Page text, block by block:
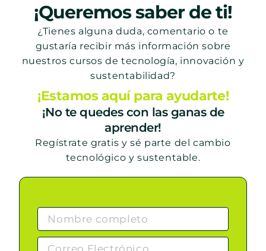
¡Queremos saber de ti!
¿Tienes alguna duda, comentario o te
gustaría recibir más información sobre
nuestros cursos de tecnología, innovación y
sustentabilidad?
¡Estamos aquí para ayudarte!
¡No te quedes con las ganas de
aprender!
Regístrate gratis y sé parte del cambio
tecnológico y sustentable.